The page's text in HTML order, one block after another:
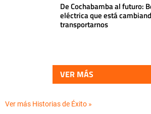
De Cochabamba al futuro:
eléctrica que está
transportarnos
VER MÁS
Ver más Historias de Éxito »